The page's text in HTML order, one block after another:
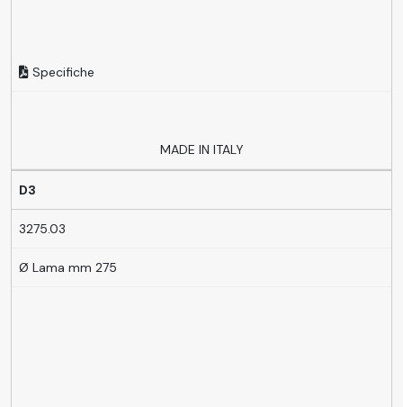
Specifiche
MADE IN ITALY
D3
3275.03
Ø Lama mm 275